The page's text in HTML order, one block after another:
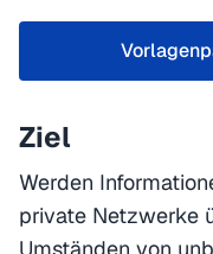
Ziel
Werden
private Netzwerke